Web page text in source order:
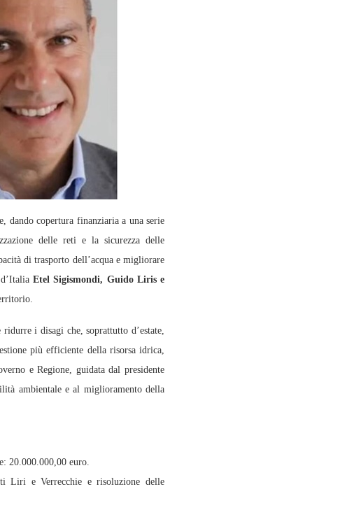
e, dando copertura finanziaria a una serie
delle reti e la sicurezza delle
di trasporto dell’acqua e migliorare
Etel Sigismondi, Guido Liris e
i disagi che, soprattutto d’estate,
più efficiente della risorsa idrica,
e Regione, guidata dal presidente
ambientale e al miglioramento della
20.000.000,00 euro.
Liri e Verrecchie e risoluzione delle